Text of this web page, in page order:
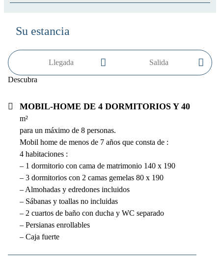
Mobil-home de 4 dormitorios y 40
m²
para un máximo de 8 personas.
Mobil home de menos de 7 años que consta de :
4 habitaciones :
– 1 dormitorio con cama de matrimonio 140 x 190
– 3 dormitorios con 2 camas gemelas 80 x 190
– Almohadas y edredones incluidos
– Sábanas y toallas no incluidas
– 2 cuartos de baño con ducha y WC separado
– Persianas enrollables
– Caja fuerte
Su estancia
Descubra